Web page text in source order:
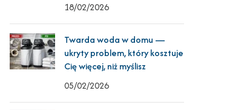
18/02/2026
Twarda woda w domu —
ukryty problem, który kosztuje
Cię więcej, niż myślisz
05/02/2026